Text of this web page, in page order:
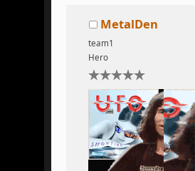
MetalDen
team1
Hero